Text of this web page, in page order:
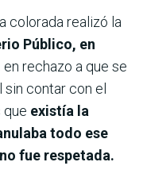
colorada realizó la
Público, en
en rechazo a que se
contar con el
que existía la
todo ese
fue respetada.